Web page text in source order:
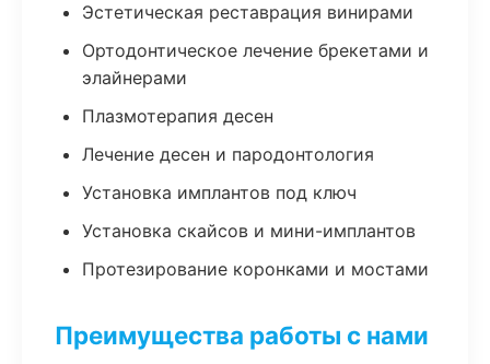
Эстетическая реставрация винирами
Ортодонтическое лечение брекетами и
элайнерами
Плазмотерапия десен
Лечение десен и пародонтология
Установка имплантов под ключ
Установка скайсов и мини-имплантов
Протезирование коронками и мостами
Преимущества работы с нами